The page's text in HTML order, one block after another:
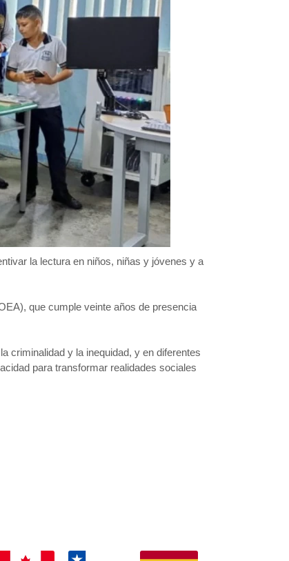
la lectura en niños, niñas y jóvenes y a
que cumple veinte años de presencia
criminalidad y la inequidad, y en diferentes
para transformar realidades sociales